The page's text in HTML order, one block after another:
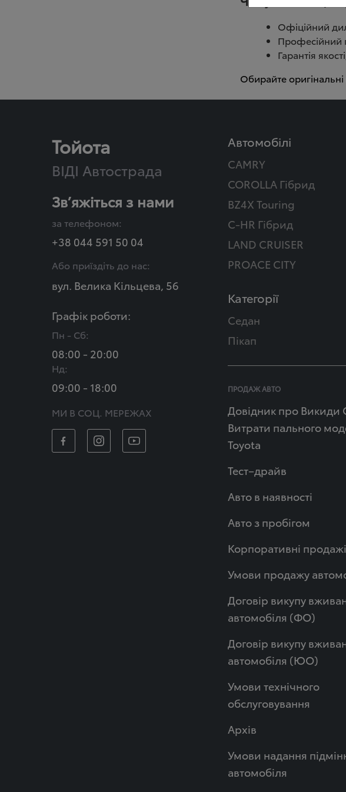
Офіційний
Професійний
Гарантія
Обирайте оригінальні
Тойота
ВІДІ Автострада
Зв’яжіться з нами
за телефоном:
+38 044 591 50 04
Або приїздіть до нас:
вул. Велика Кільцева, 56
Графік роботи:
Пн - Сб:
08:00 - 20:00
Нд:
09:00 - 18:00
МИ В СОЦ. МЕРЕЖАХ
Автомобілі
CAMRY
COROLLA Гібрид
BZ4X Touring
C-HR Гібрид
LAND CRUISER
PROACE CITY
Категорії
Седан
Пікап
ПРОДАЖ АВТО
Довідник про Викиди
Витрати пального
Toyota
Тест–драйв
Авто в наявності
Авто з пробігом
Корпоративні продажі
Умови продажу
Договір викупу
автомобіля (ФО)
Договір викупу
автомобіля (ЮО)
Умови технічного
обслуговування
Архів
Умови надання
автомобіля